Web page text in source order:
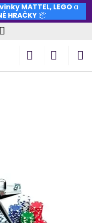
MATTEL, LEGO a
HRAČKY📦